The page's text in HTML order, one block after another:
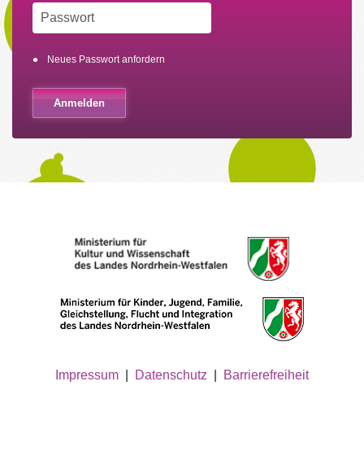
Neues Passwort anfordern
Impressum Datenschutz Barrierefreiheit